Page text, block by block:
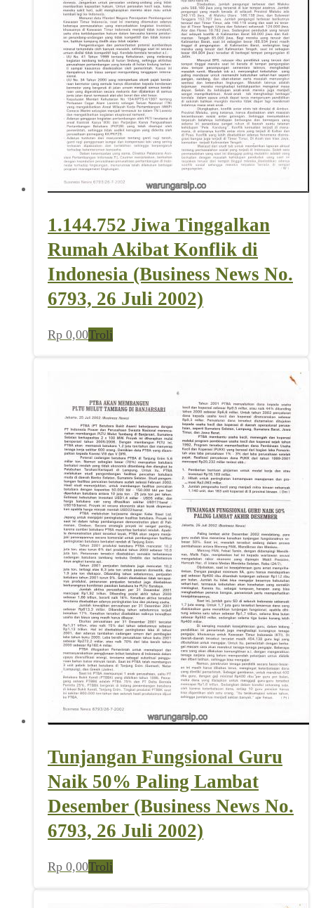
1.144.752 Jiwa Tinggalkan
Rumah Akibat Konflik di
Indonesia (Business News No.
6793, 26 Juli 2002)
Rp 0,00Troli
Tunjangan Fungsional Guru
Naik 50% Paling Lambat
Desember (Business News No.
6793, 26 Juli 2002)
Rp 0,00Troli